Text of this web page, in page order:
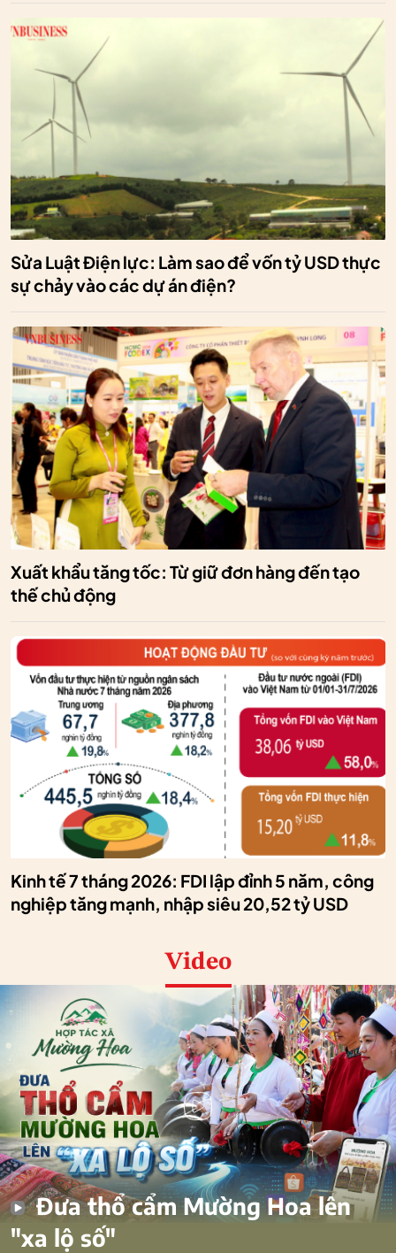
Sửa Luật Điện lực: Làm sao để vốn tỷ USD thực
sự chảy vào các dự án điện?
Xuất khẩu tăng tốc: Từ giữ đơn hàng đến tạo
thế chủ động
Kinh tế 7 tháng 2026: FDI lập đỉnh 5 năm, công
nghiệp tăng mạnh, nhập siêu 20,52 tỷ USD
Video
Đưa thổ cẩm Mường Hoa lên
"xa lộ số"